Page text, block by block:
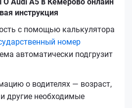
инструкция
с помощью калькулятора
номер
автоматически подгрузит
о водителях — возраст,
другие необходимые